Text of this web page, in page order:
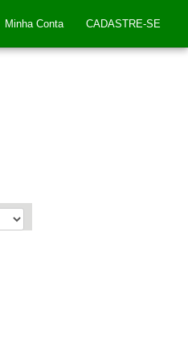
Minha Conta CADASTRE-SE